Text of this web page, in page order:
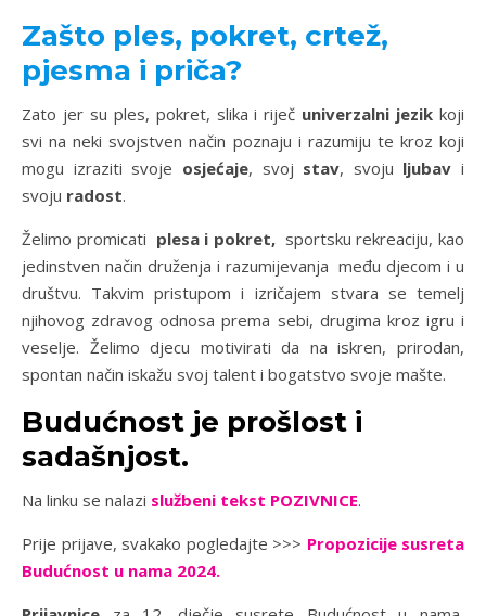
Zašto ples, pokret, crtež,
pjesma i priča?
Zato jer su ples, pokret, slika i riječ univerzalni jezik koji
svi na neki svojstven način poznaju i razumiju te kroz koji
mogu izraziti svoje osjećaje, svoj stav, svoju ljubav i
svoju radost.
Želimo promicati plesa i pokret,sportsku rekreaciju, kao
jedinstven način druženja i razumijevanja među djecom i u
društvu. Takvim pristupom i izričajem stvara se temelj
njihovog zdravog odnosa prema sebi, drugima kroz igru i
veselje. Želimo djecu motivirati da na iskren, prirodan,
spontan način iskažu svoj talent i bogatstvo svoje mašte.
Budućnost je prošlost i
sadašnjost.
Na linku se nalazi službeni tekst POZIVNICE.
Prije prijave, svakako pogledajte >>> Propozicije susreta
Budućnost u nama 2024.